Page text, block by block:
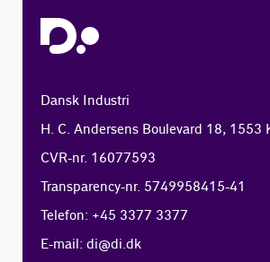
Dansk Industri
H. C. Andersens Boulevard 18, 1553
CVR-nr. 16077593
Transparency-nr. 5749958415-41
Telefon: +45 3377 3377
E-mail:di@di.dk